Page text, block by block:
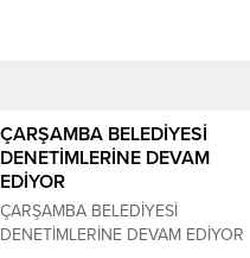
süremizde...
ÇARŞAMBA BELEDİYESİ
DENETİMLERİNE DEVAM
EDİYOR
ÇARŞAMBA BELEDİYESİ
DENETİMLERİNE DEVAM EDİYOR